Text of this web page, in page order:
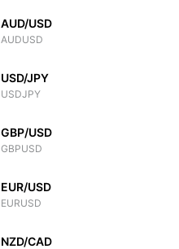
AUD/USD
AUDUSD
USD/JPY
USDJPY
GBP/USD
GBPUSD
EUR/USD
EURUSD
NZD/CAD